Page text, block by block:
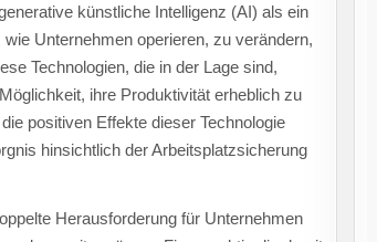
künstliche Intelligenz (AI) als ein
Unternehmen operieren, zu verändern,
Technologien, die in der Lage sind,
ihre Produktivität erheblich zu
positiven Effekte dieser Technologie
hinsichtlich der Arbeitsplatzsicherung
Herausforderung für Unternehmen